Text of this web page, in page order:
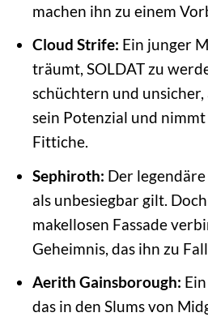
machen ihn zu einem
Cloud Strife: Ein junger
träumt, SOLDAT zu
schüchtern und
sein Potenzial und
Fittiche.
Sephiroth: Der
als unbesiegbar gilt.
makellosen Fassade
Geheimnis, das ihn zu
Aerith Gainsborough:
das in den Slums von